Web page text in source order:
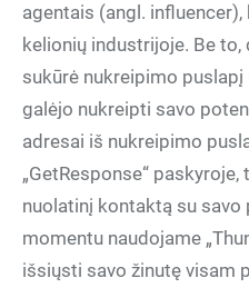
agentais (angl.
kelionių industrijoje. Be
sukūrė nukreipimo puslapį
galėjo nukreipti savo
adresai iš nukreipimo
„GetResponse“
nuolatinį kontaktą su
momentu naudojame
išsiųsti savo žinutę visam